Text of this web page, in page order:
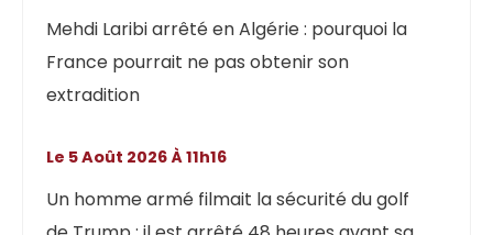
Mehdi Laribi arrêté en Algérie : pourquoi la
France pourrait ne pas obtenir son
extradition
Un homme armé filmait la sécurité du golf
Le 5 Août 2026 À 11h16